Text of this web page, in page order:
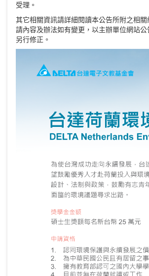
受理。
其它相關資訊請詳細閱讀本公告所附之相
請內容及辦法如有變更，以主辦單位網站
另行修正。